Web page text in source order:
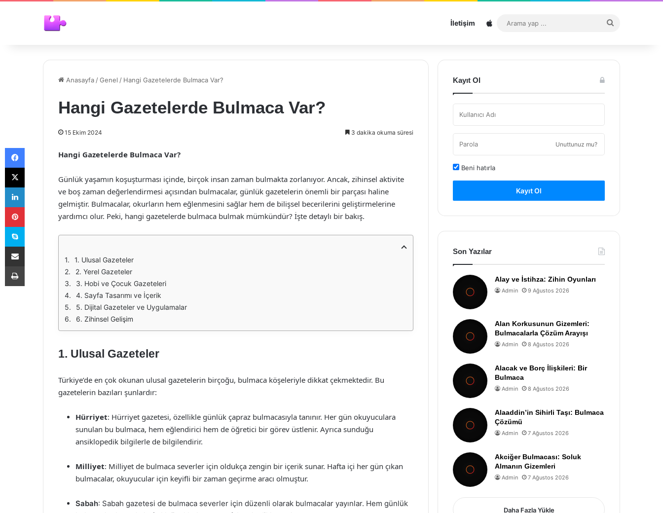
İletişim Sitemap
...
Anasayfa /Genel / Hangi Gazetelerde Bulmaca Var?
Hangi Gazetelerde Bulmaca Var?
15 Ekim 2024 3 dakika okuma süresi
Hangi Gazetelerde Bulmaca Var?
Günlük yaşamın koşuşturması içinde, birçok insan zaman bulmakta zorlanıyor. Ancak, zihinsel aktivite
ve boş zaman değerlendirmesi açısından bulmacalar, günlük gazetelerin önemli bir parçası haline
gelmiştir. Bulmacalar, okurların hem eğlenmesini sağlar hem de bilişsel becerilerini geliştirmelerine
yardımcı olur. Peki, hangi gazetelerde bulmaca bulmak mümkündür? İşte detaylı bir bakış.
1. Ulusal Gazeteler
2. Yerel Gazeteler
3. Hobi ve Çocuk Gazeteleri
4. Sayfa Tasarımı ve İçerik
5. Dijital Gazeteler ve Uygulamalar
6. Zihinsel Gelişim
1. Ulusal Gazeteler
Türkiye’de en çok okunan ulusal gazetelerin birçoğu, bulmaca köşeleriyle dikkat çekmektedir. Bu
gazetelerin bazıları şunlardır:
Hürriyet: Hürriyet gazetesi, özellikle günlük çapraz bulmacasıyla tanınır. Her gün okuyuculara
sunulan bu bulmaca, hem eğlendirici hem de öğretici bir görev üstlenir. Ayrıca sunduğu
ansiklopedik bilgilerle de bilgilendirir.
Milliyet: Milliyet de bulmaca severler için oldukça zengin bir içerik sunar. Hafta içi her gün çıkan
bulmacalar, okuyucular için keyifli bir zaman geçirme aracı olmuştur.
Sabah: Sabah gazetesi de bulmaca severler için düzenli olarak bulmacalar yayınlar. Hem günlük
Kayıt Ol
Unuttunuz mu?
Beni hatırla
Kayıt Ol
Son Yazılar
Alay ve İstihza: Zihin Oyunları
Admin 9 Ağustos 2026
Alan Korkusunun Gizemleri:
Bulmacalarla Çözüm Arayışı
Admin 8 Ağustos 2026
Alacak ve Borç İlişkileri: Bir
Bulmaca
Admin 8 Ağustos 2026
Alaaddin’in Sihirli Taşı: Bulmaca
Çözümü
Admin 7 Ağustos 2026
Akciğer Bulmacası: Soluk
Almanın Gizemleri
Admin 7 Ağustos 2026
Daha Fazla Yükle
Facebook
X
LinkedIn
Pinterest
Skype
E-Posta ile paylaş